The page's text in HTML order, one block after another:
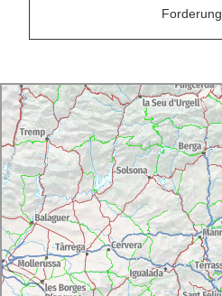
Forderung